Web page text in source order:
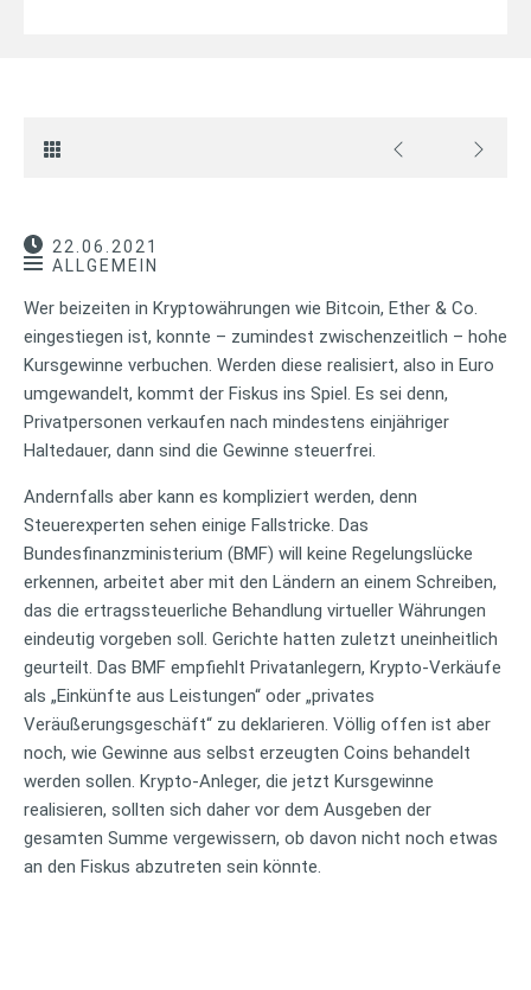
22.06.2021
ALLGEMEIN
Wer beizeiten in Kryptowährungen wie Bitcoin, Ether & Co.
eingestiegen ist, konnte – zumindest zwischenzeitlich – hohe
Kursgewinne verbuchen. Werden diese realisiert, also in Euro
umgewandelt, kommt der Fiskus ins Spiel. Es sei denn,
Privatpersonen verkaufen nach mindestens einjähriger
Haltedauer, dann sind die Gewinne steuerfrei.
Andernfalls aber kann es kompliziert werden, denn
Steuerexperten sehen einige Fallstricke. Das
Bundesfinanzministerium (BMF) will keine Regelungslücke
erkennen, arbeitet aber mit den Ländern an einem Schreiben,
das die ertragssteuerliche Behandlung virtueller Währungen
eindeutig vorgeben soll. Gerichte hatten zuletzt uneinheitlich
geurteilt. Das BMF empfiehlt Privatanlegern, Krypto-Verkäufe
als „Einkünfte aus Leistungen“ oder „privates
Veräußerungsgeschäft“ zu deklarieren. Völlig offen ist aber
noch, wie Gewinne aus selbst erzeugten Coins behandelt
werden sollen. Krypto-Anleger, die jetzt Kursgewinne
realisieren, sollten sich daher vor dem Ausgeben der
gesamten Summe vergewissern, ob davon nicht noch etwas
an den Fiskus abzutreten sein könnte.